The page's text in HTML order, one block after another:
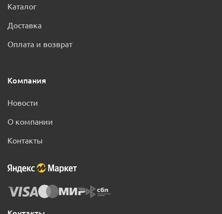
Каталог
Доставка
Оплата и возврат
Компания
Новости
О компании
Контакты